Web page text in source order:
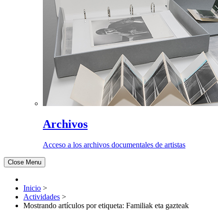
Archivos
Acceso a los archivos documentales de artistas
Close Menu
Inicio >
Actividades >
Mostrando artículos por etiqueta: Familiak eta gazteak